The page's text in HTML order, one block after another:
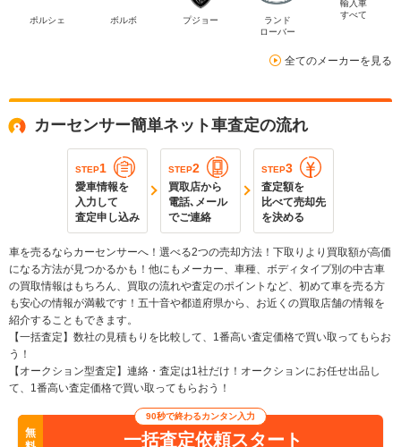
ポルシェ ボルボ プジョー
ランド
ローバー
輸入車
すべて
全てのメーカーを見る
カーセンサー簡単ネット車査定の流れ
STEP1
愛車情報を
入力して
査定申し込み
STEP2
買取店から
電話､メール
でご連絡
STEP3
査定額を
比べて売却先
を決める
車を売るならカーセンサーへ！選べる2つの売却方法！下取りより買取額が高価
になる方法が見つかるかも！他にもメーカー、車種、ボディタイプ別の中古車
の買取情報はもちろん、買取の流れや査定のポイントなど、初めて車を売る方
も安心の情報が満載です！五十音や都道府県から、お近くの買取店舗の情報を
紹介することもできます。
【一括査定】数社の見積もりを比較して、1番高い査定価格で買い取ってもらお
う！
【オークション型査定】連絡・査定は1社だけ！オークションにお任せ出品し
て、1番高い査定価格で買い取ってもらおう！
無
90秒で終わるカンタン入力
一括査定依頼スタート